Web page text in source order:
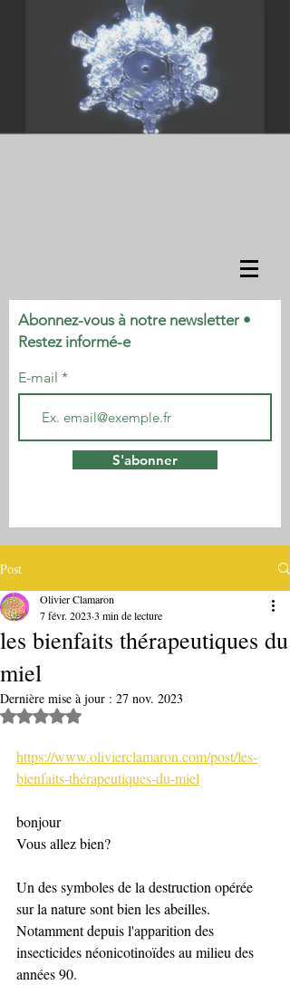
Abonnez-vous à notre newsletter •
Restez informé-e
E-mail
S'abonner
Post
les bienfaits thérapeutiques du
miel
Olivier Clamaron
7 févr. 2023 3 min de lecture
Dernière mise à jour : 27 nov. 2023
Noté NaN étoiles sur 5.
https://www.olivierclamaron.com/post/les-
bienfaits-thérapeutiques-du-miel
bonjour
Vous allez bien?
Un des symboles de la destruction opérée
sur la nature sont bien les abeilles.
Notamment depuis l'apparition des
insecticides néonicotinoïdes au milieu des
années 90.